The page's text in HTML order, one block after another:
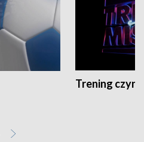
Trening czyni